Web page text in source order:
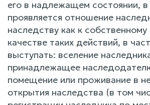
его в надлежащем состоянии,
проявляется отношение
наследству как к
качестве таких действий, в
выступать: вселение
принадлежащее
помещение или проживание в
открытия наследства (в том